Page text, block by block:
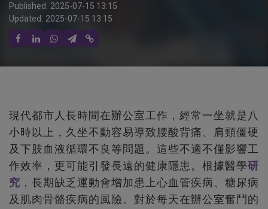
Published: 2025-07-15 13:15
Updated: 2025-07-15 13:15
現代都市人長時間在辦公室工作，經常一坐就是八
小時以上，久坐不動容易導致腰酸背痛、肩頸僵硬
及下肢血液循環不良等問題。這些不適不僅影響工
作效率，更可能引發長遠的健康隱患。根據醫學研
究 ，長期缺乏運動會增加患上心血管疾病、糖尿病
及肌肉骨骼疾病的風險。對於每天在辦公室奮鬥的